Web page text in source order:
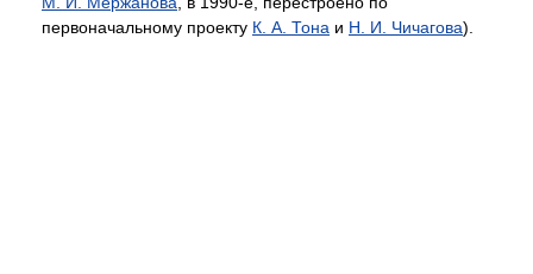
первоначальному проекту К. А. Тона и Н. И. Чичагова).